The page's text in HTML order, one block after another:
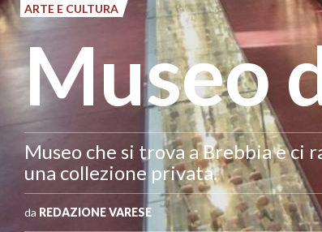
ARTE E CULTURA
Museo
Museo che si trova a Brebbia e ci
una collezione privata.
da REDAZIONE VARESE